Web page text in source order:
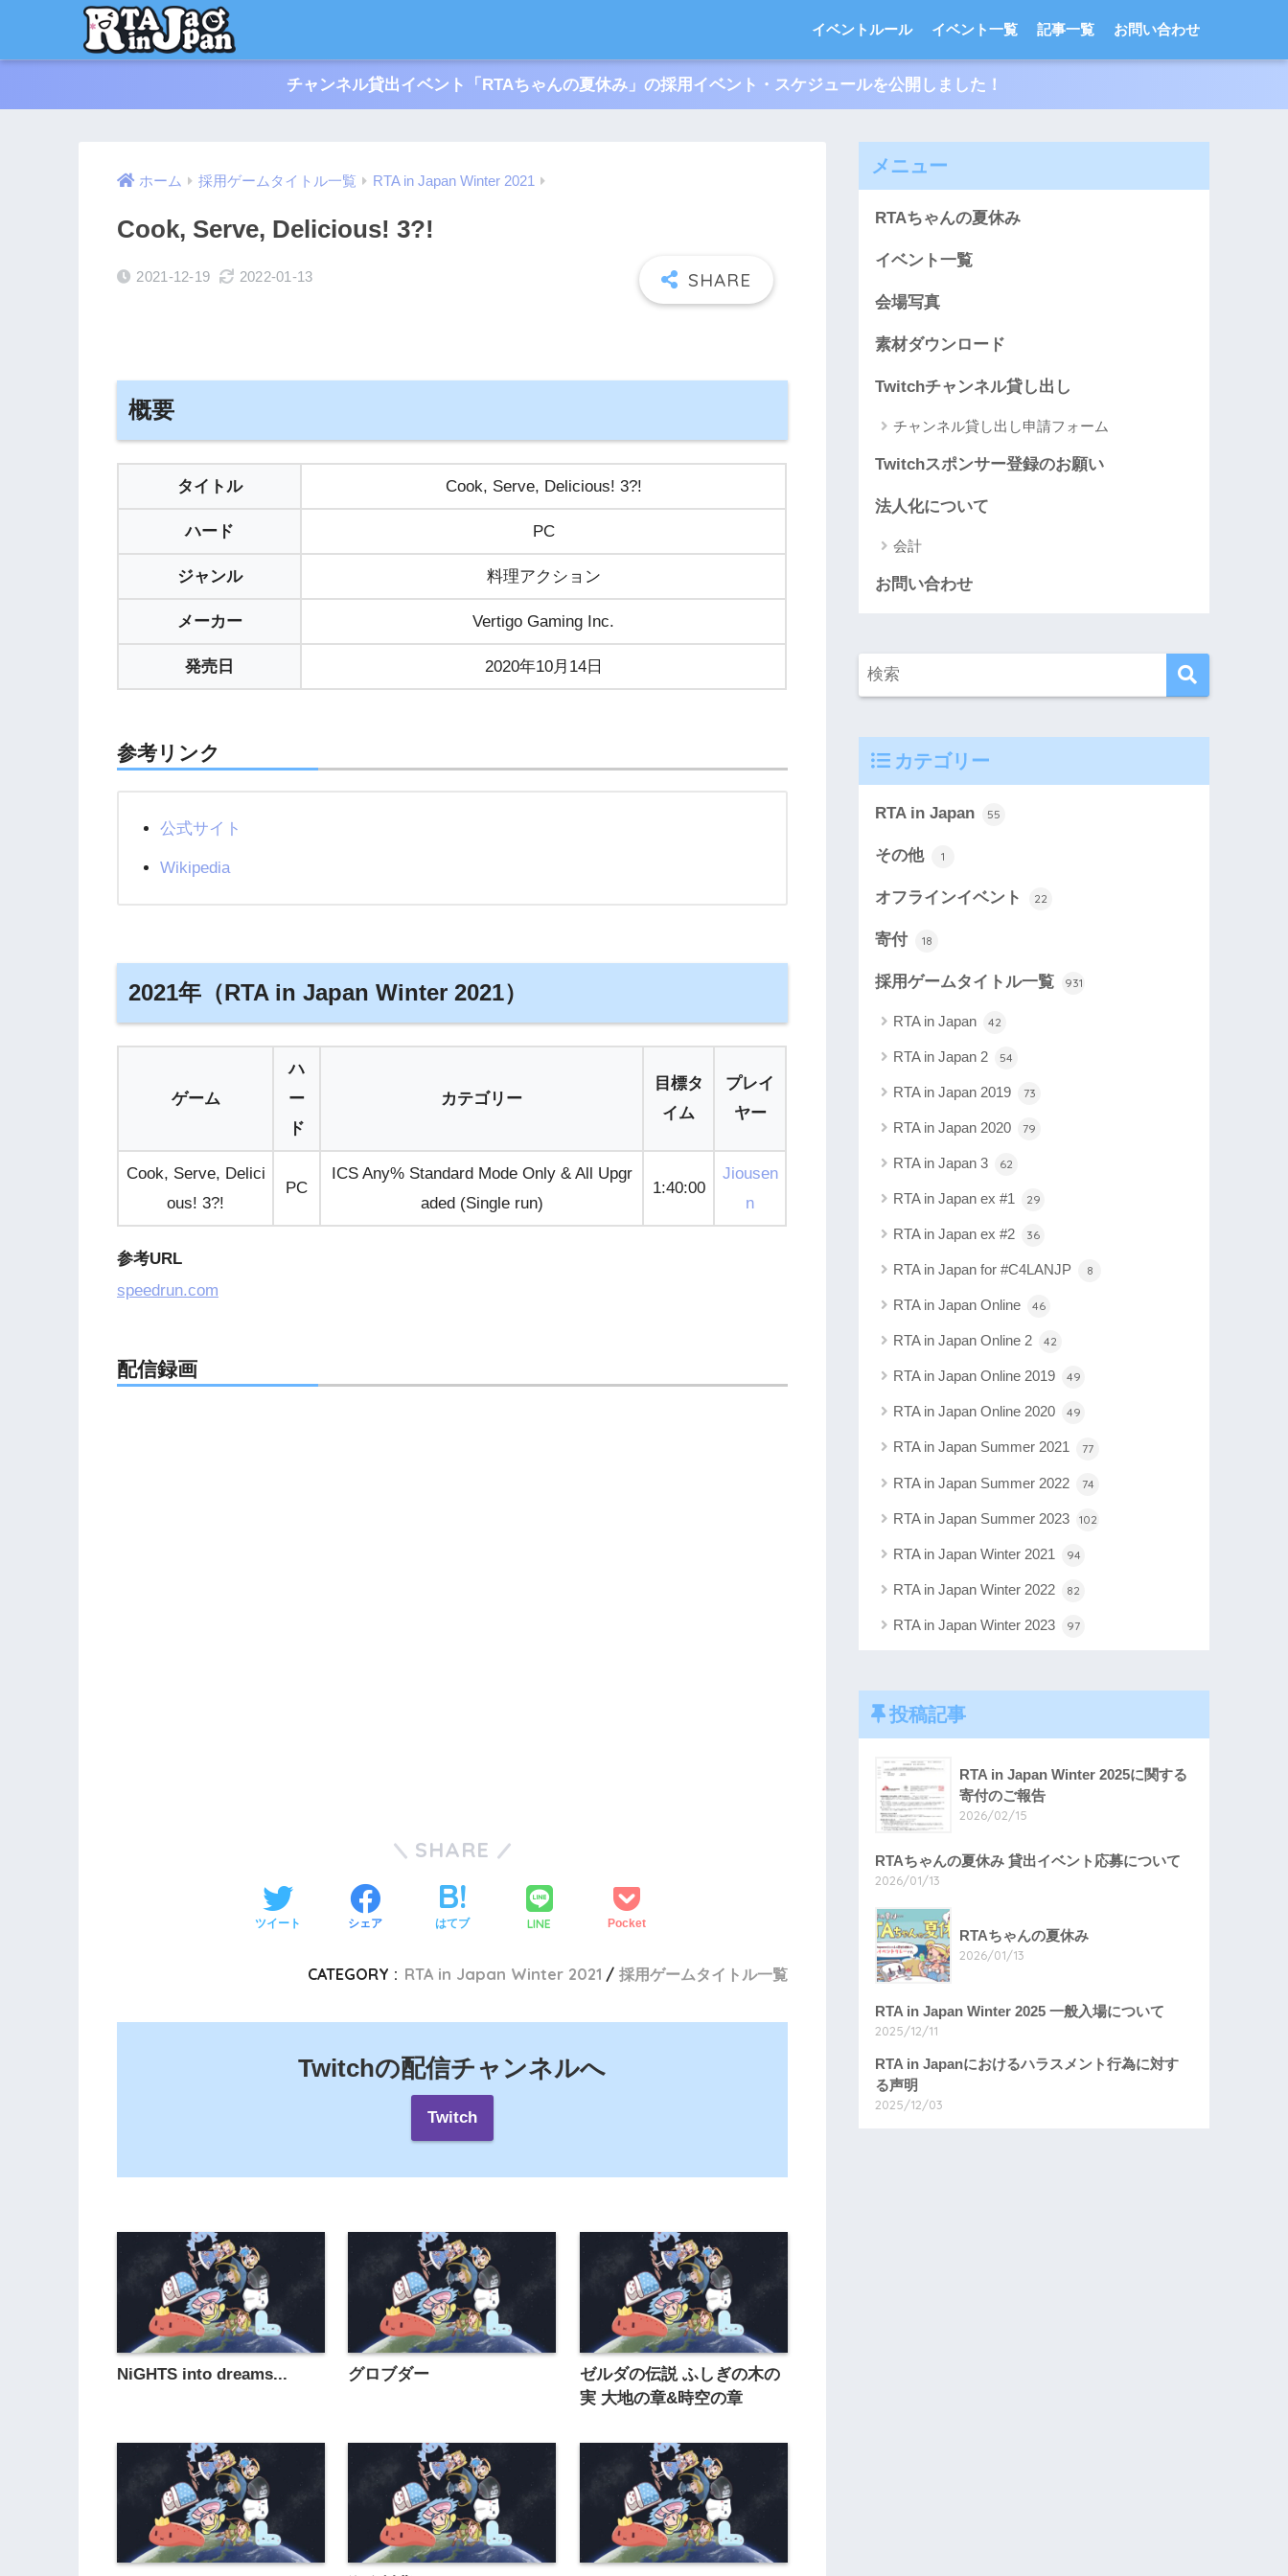
イベントルール イベント一覧 記事一覧 お問い合わせ
チャンネル貸出イベント「RTAちゃんの夏休み」の採用イベント・スケジュールを公開しました！
ホーム 採用ゲームタイトル一覧 RTA in Japan Winter 2021
Cook, Serve, Delicious! 3?!
2021-12-19 2022-01-13
概要
タイトル Cook, Serve, Delicious! 3?!
ハード PC
ジャンル 料理アクション
メーカー Vertigo Gaming Inc.
発売日 2020年10月14日
参考リンク
公式サイト
Wikipedia
2021年（RTA in Japan Winter 2021）
ゲーム
ハ
ー
ド
カテゴリー
目標タ
イム
プレイ
ヤー
Cook, Serve, Delici
ous! 3?!
PC
ICS Any% Standard Mode Only & All Upgr
aded (Single run)
1:40:00
Jiousen
n
参考URL
speedrun.com
配信録画
SHARE
ツイート シェア はてブ LINE Pocket
CATEGORY : RTA in Japan Winter 2021 採用ゲームタイトル一覧
Twitchの配信チャンネルへ
Twitch
NiGHTS into dreams... グロブダー
ゼルダの伝説 ふしぎの木の
実 大地の章&時空の章
メニュー
RTAちゃんの夏休み
イベント一覧
会場写真
素材ダウンロード
Twitchチャンネル貸し出し
チャンネル貸し出し申請フォーム
Twitchスポンサー登録のお願い
法人化について
会計
お問い合わせ
カテゴリー
RTA in Japan 55
その他 1
オフラインイベント 22
寄付 18
採用ゲームタイトル一覧 931
RTA in Japan 42
RTA in Japan 2 54
RTA in Japan 2019 73
RTA in Japan 2020 79
RTA in Japan 3 62
RTA in Japan ex #1 29
RTA in Japan ex #2 36
RTA in Japan for #C4LANJP 8
RTA in Japan Online 46
RTA in Japan Online 2 42
RTA in Japan Online 2019 49
RTA in Japan Online 2020 49
RTA in Japan Summer 2021 77
RTA in Japan Summer 2022 74
RTA in Japan Summer 2023 102
RTA in Japan Winter 2021 94
RTA in Japan Winter 2022 82
RTA in Japan Winter 2023 97
投稿記事
RTA in Japan Winter 2025に関する
寄付のご報告
2026/02/15
RTAちゃんの夏休み 貸出イベント応募について
2026/01/13
RTAちゃんの夏休み
2026/01/13
RTA in Japan Winter 2025 一般入場について
2025/12/11
RTA in Japanにおけるハラスメント行為に対す
る声明
2025/12/03